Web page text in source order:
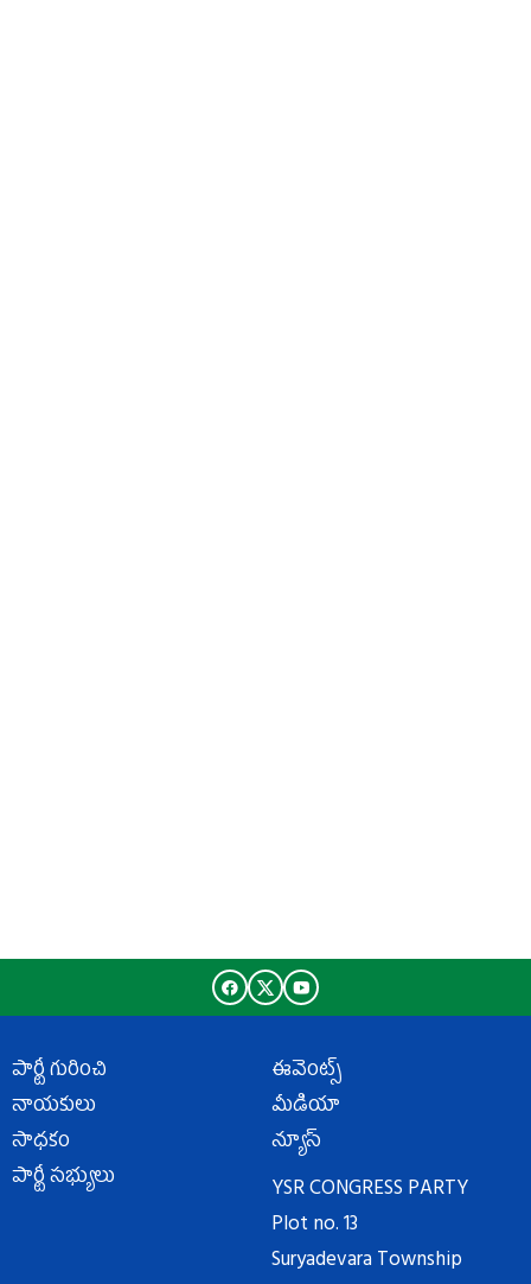
పార్టీ గురించి
నాయకులు
సాధకం
పార్టీ సభ్యులు
ఈవెంట్స్
మీడియా
న్యూస్
YSR CONGRESS PARTY
Plot no. 13
Suryadevara Township